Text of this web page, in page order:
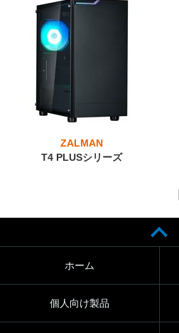
ZALMAN
T4 PLUSシリーズ
ホーム
個人向け製品